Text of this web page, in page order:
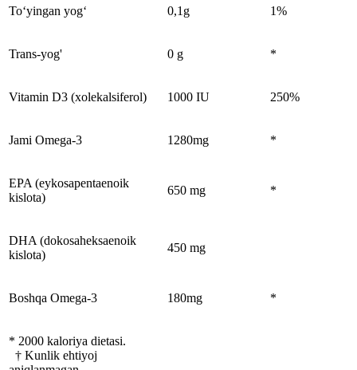
To‘yingan yog‘ 0,1g 1%
Trans-yog' 0 g *
Vitamin D3 (xolekalsiferol) 1000 IU 250%
Jami Omega-3 1280mg *
EPA (eykosapentaenoik
kislota)
650 mg *
DHA (dokosaheksaenoik
kislota)
450 mg
Boshqa Omega-3 180mg *
* 2000 kaloriya dietasi.
† Kunlik ehtiyoj